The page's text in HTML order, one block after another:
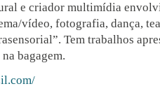
e criador multimídia
vídeo, fotografia, dança,
Tem trabalhos
bagagem.